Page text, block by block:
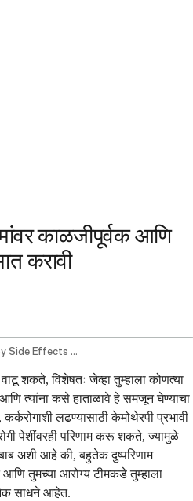
काळजीपूर्वक आणि
करावी
Chemotherapy Side Effects Management And Supportive Care
शकते, विशेषतः जेव्हा तुम्हाला कोणत्या
त्यांना कसे हाताळावे हे समजून घेण्याचा
लढण्यासाठी केमोथेरपी प्रभावी
पेशींवरही परिणाम करू शकते, ज्यामुळे
अशी आहे की, बहुतेक दुष्परिणाम
तुमच्या आरोग्य टीमकडे तुम्हाला
साधने आहेत.